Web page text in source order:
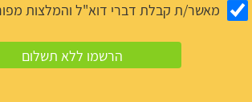
מאשר/ת קבלת דברי דוא"ל והמלצות